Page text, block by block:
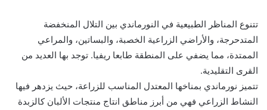
تتنوع المناظر الطبيعية في النورماندي بين التلال المنخفضة
المتدحرجة، والأراضي الزراعية الخصبة، والبساتين، والمراعي
الممتدة، مما يضفي على المنطقة طابعا ريفيا. توجد بها العديد من
القرى التقليدية.
تتميز نورماندي بمناخها المعتدل المناسب للزراعة، حيث يزدهر فيها
النشاط الزراعي فهي من أبرز مناطق انتاج منتجات الألبان كالزبدة